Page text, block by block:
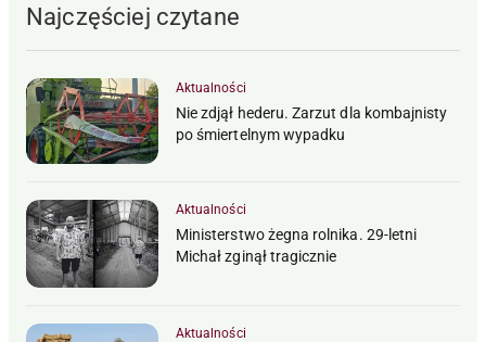
Najczęściej czytane
Aktualności
Nie zdjął hederu. Zarzut dla kombajnisty
po śmiertelnym wypadku
Aktualności
Ministerstwo żegna rolnika. 29-letni
Michał zginął tragicznie
Aktualności